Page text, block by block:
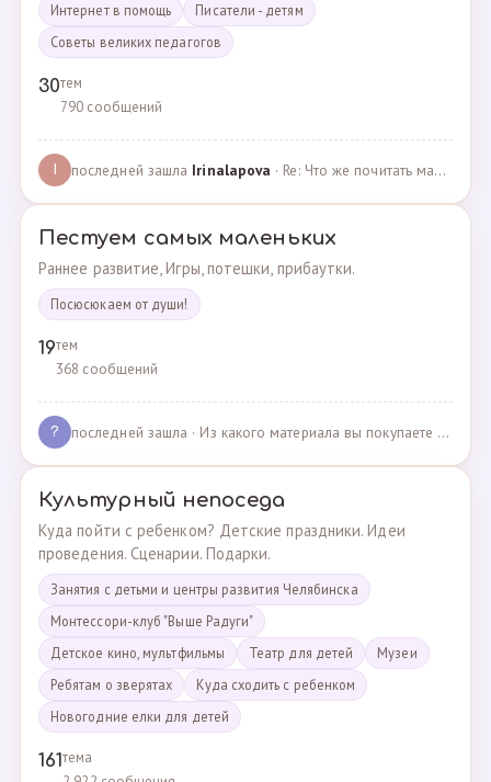
Интернет в помощь
Писатели - детям
Советы великих педагогов
30тем
790 сообщений
последней зашла Irinalapova · Re: Что же почитать маме о правильном воспитании ре? · 23.02.2025
Пестуем самых маленьких
Раннее развитие, Игры, потешки, прибаутки.
Посюсюкаем от души!
19тем
368 сообщений
? последней зашла · Из какого материала вы покупаете одежду для своих д… · 03.05.2025
Культурный непоседа
Куда пойти с ребенком? Детские праздники. Идеи
проведения. Сценарии. Подарки.
Занятия с детьми и центры развития Челябинска
Монтессори-клуб "Выше Радуги"
Детское кино, мультфильмы
Театр для детей
Музеи
Ребятам о зверятах
Куда сходить с ребенком
Новогодние елки для детей
161тема